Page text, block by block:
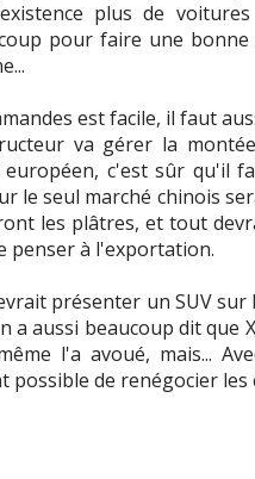
plus de
pour faire une
est facile, il faut
va gérer la
c'est sûr qu'il
le seul marché chinois
les plâtres, et tout
penser à l'exportation.
présenter un SUV
a aussi beaucoup dit que
l'a avoué, mais...
possible de renégocier